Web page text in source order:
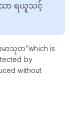
သာ ရယူသင့်
မာသုတ”which is
by
without